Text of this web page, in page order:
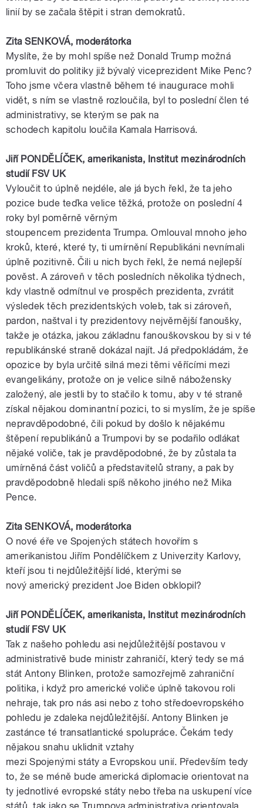
linií by se začala štěpit i stran demokratů.
Zita SENKOVÁ, moderátorka
Myslíte, že by mohl spíše než Donald Trump možná
promluvit do politiky již bývalý viceprezident Mike Penc?
Toho jsme včera vlastně během té inaugurace mohli
vidět, s ním se vlastně rozloučila, byl to poslední člen té
administrativy, se kterým se pak na
schodech kapitolu loučila Kamala Harrisová.
Jiří PONDĚLÍČEK, amerikanista, Institut mezinárodních
studií FSV UK
Vyloučit to úplně nejdéle, ale já bych řekl, že ta jeho
pozice bude teďka velice těžká, protože on poslední 4
roky byl poměrně věrným
stoupencem prezidenta Trumpa. Omlouval mnoho jeho
kroků, které, které ty, ti umírnění Republikáni nevnímali
úplně pozitivně. Čili u nich bych řekl, že nemá nejlepší
pověst. A zároveň v těch posledních několika týdnech,
kdy vlastně odmítnul ve prospěch prezidenta, zvrátit
výsledek těch prezidentských voleb, tak si zároveň,
pardon, naštval i ty prezidentovy nejvěrnějšífanoušky,
takže je otázka, jakou základnu fanouškovskou by si v té
republikánské straně dokázal najít. Já předpokládám, že
opozice by byla určitě silná mezi těmi věřícími mezi
evangelikány, protože on je velice silně nábožensky
založený, ale jestli by to stačilo k tomu, aby v té straně
získal nějakou dominantní pozici, to si myslím, že je spíše
nepravděpodobné, čili pokud by došlo k nějakému
štěpení republikánů a Trumpovi by se podařilo odlákat
nějaké voliče, tak je pravděpodobné, že by zůstala ta
umírněná část voličů a představitelů strany, a pak by
pravděpodobně hledali spíš někoho jiného než Mika
Pence.
Zita SENKOVÁ, moderátorka
O nové éře ve Spojených státech hovořím s
amerikanistou Jiřím Pondělíčkem z Univerzity Karlovy,
kteří jsou ti nejdůležitější lidé, kterými se
novýamerický prezident Joe Biden obklopil?
Jiří PONDĚLÍČEK, amerikanista, Institut mezinárodních
studií FSV UK
Tak z našeho pohledu asi nejdůležitější postavou v
administrativě bude ministr zahraničí, který tedy se má
státAntony Blinken, protože samozřejmě zahraniční
politika, i když pro americké voliče úplně takovou roli
nehraje, tak pro nás asi nebo z toho středoevropského
pohledu je zdaleka nejdůležitější. Antony Blinken je
zastánce té transatlantické spolupráce. Čekám tedy
nějakou snahu uklidnit vztahy
meziSpojenými státy a Evropskou unií. Především tedy
to, že se méně bude americká diplomacie orientovat na
ty jednotlivé evropské státy nebo třeba na uskupení více